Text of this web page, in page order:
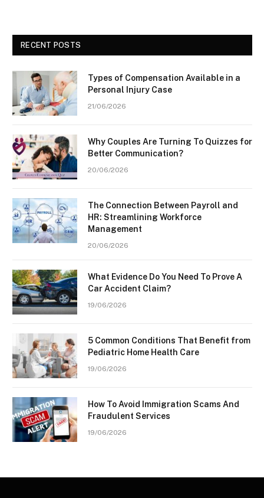
RECENT POSTS
Types of Compensation Available in a
Personal Injury Case
21/06/2026
Why Couples Are Turning To Quizzes for
Better Communication?
20/06/2026
The Connection Between Payroll and
HR: Streamlining Workforce
Management
20/06/2026
What Evidence Do You Need To Prove A
Car Accident Claim?
19/06/2026
5 Common Conditions That Benefit from
Pediatric Home Health Care
19/06/2026
How To Avoid Immigration Scams And
Fraudulent Services
19/06/2026